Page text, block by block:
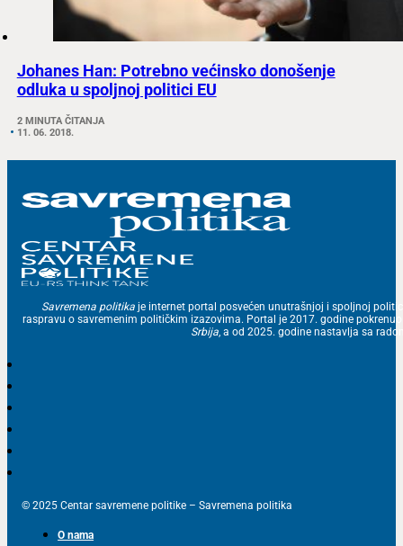
Johanes Han: Potrebno većinsko donošenje
odluka u spoljnoj politici EU
2 MINUTA ČITANJA
11. 06. 2018.
Savremena politika je internet portal posvećen unutrašnjoj i spoljnoj
raspravu o savremenim političkim izazovima. Portal je 2017. godine
Srbija, a od 2025. godine nastavlja sa
© 2025 Centar savremene politike – Savremena politika
O nama